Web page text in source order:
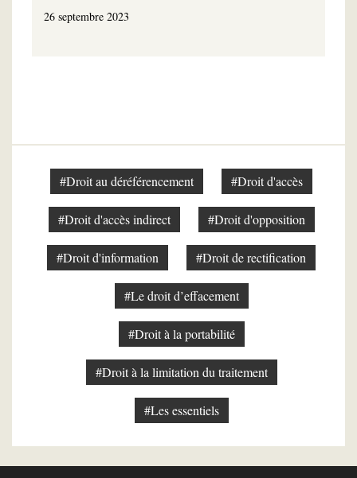
26 septembre 2023
#Droit au déréférencement #Droit d'accès
#Droit d'accès indirect #Droit d'opposition
#Droit d'information #Droit de rectification
#Le droit d’effacement
#Droit à la portabilité
#Droit à la limitation du traitement
#Les essentiels